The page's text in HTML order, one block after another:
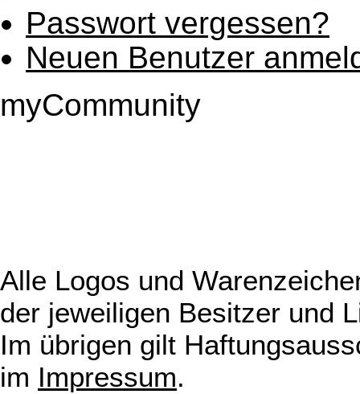
Passwort vergessen?
Neuen Benutzer
myCommunity
Alle Logos und
der jeweiligen Besitzer und
Im übrigen gilt
im Impressum.